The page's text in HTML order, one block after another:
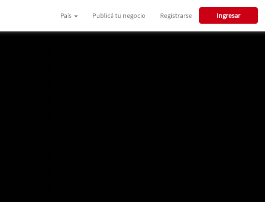
País Publicá tu negocio Registrarse Ingresar